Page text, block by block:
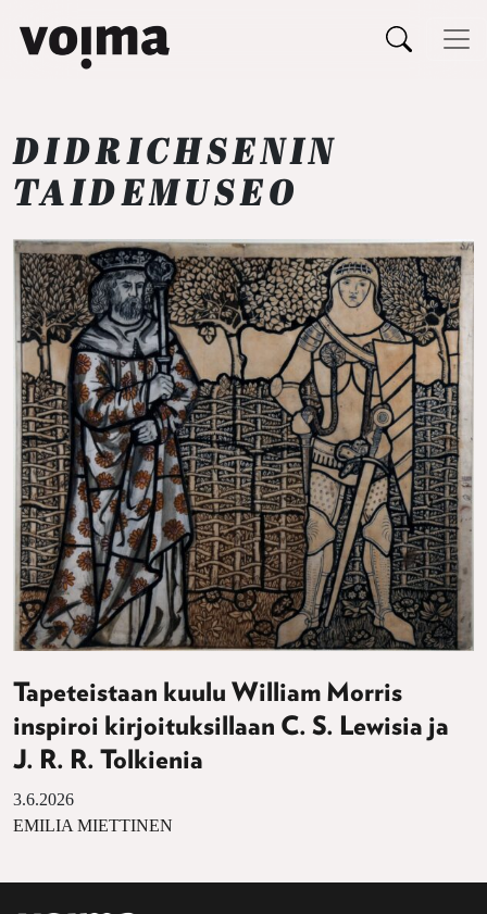
Päävalikko
DIDRICHSENIN
TAIDEMUSEO
Tapeteistaan kuulu William Morris
inspiroi kirjoituksillaan C. S. Lewisia ja
J. R. R. Tolkienia
3.6.2026
EMILIA MIETTINEN